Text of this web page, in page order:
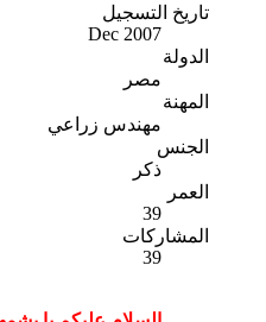
تاريخ التسجيل
Dec 2007
الدولة
مصر
المهنة
مهندس زراعي
الجنس
ذكر
العمر
39
المشاركات
39